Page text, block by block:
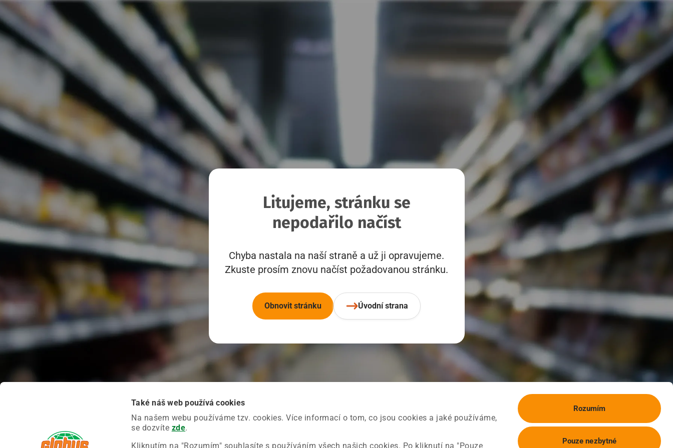
Také náš web používá cookies
Na našem webu používáme tzv. cookies. Více informací o tom, co jsou cookies a jaké používáme,
se dozvíte zde.
Kliknutím na "Rozumím" souhlasíte s používáním všech našich cookies. Po kliknutí na "Pouze
Rozumím
Pouze nezbytné
Litujeme, stránku se
nepodařilo načíst
Chyba nastala na naší straně a už ji opravujeme.
Zkuste prosím znovu načíst požadovanou stránku.
Obnovit stránku Úvodní strana